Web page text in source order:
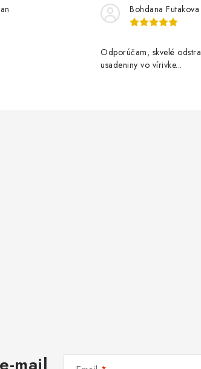
Bohdana Futakova
Odporúčam, skvelé
usadeniny vo vírivke...